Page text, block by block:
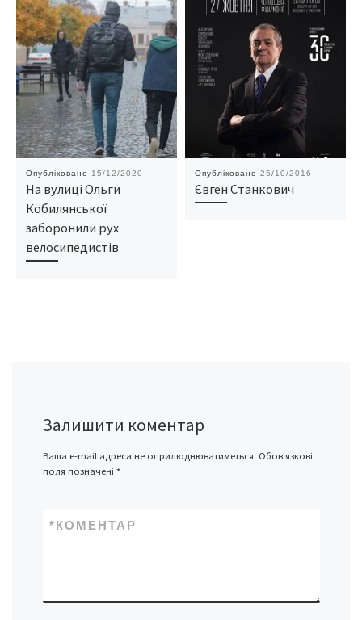
Опубліковано 15/12/2020
На вулиці Ольги
Кобилянської
заборонили рух
велосипедистів
Опубліковано 25/10/2016
Євген Станкович
Залишити коментар
Ваша e-mail адреса не оприлюднюватиметься. Обов’язкові
поля позначені *
КОМЕНТАР
*